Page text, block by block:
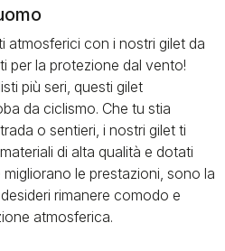
atmosferici con i nostri gilet da
per la protezione dal vento!
più seri, questi gilet
da ciclismo. Che tu stia
o sentieri, i nostri gilet ti
di alta qualità e dotati
le prestazioni, sono la
rimanere comodo e
atmosferica.